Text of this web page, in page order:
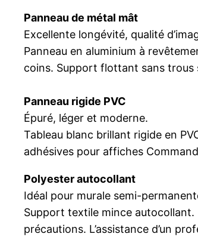
Panneau de métal mât
Excellente longévité, qualité
Panneau en aluminium à
coins. Support flottant sans trous
Panneau rigide PVC
Épuré, léger et moderne.
Tableau blanc brillant rigide en
adhésives pour affiches
Polyester autocollant
Idéal pour murale semi-
Support textile mince autocollant.
précautions. L’assistance d’un